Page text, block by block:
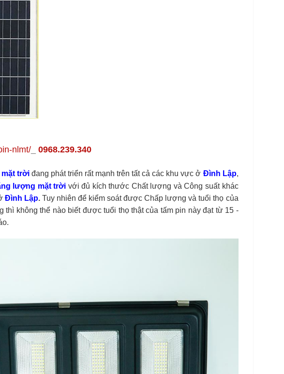
nlmt/ 0968.239.340
trời đang phát triển rất mạnh trên tất cả các khu vực ở Đình Lập,
lượng mặt trời với đủ kích thước Chất lượng và Công suất khác
Đình Lập.Tuy nhiên để kiểm soát được Chấp lượng và tuổi thọ của
không thể nào biết được tuổi thọ thật của tấm pin này đạt từ 15 -